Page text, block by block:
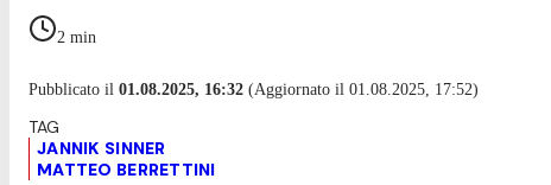
2 min
Pubblicato il 01.08.2025, 16:32 (Aggiornato il 01.08.2025, 17:52)
JANNIK SINNER
MATTEO BERRETTINI